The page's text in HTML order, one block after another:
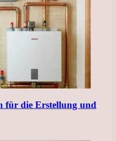
für die Erstellung und